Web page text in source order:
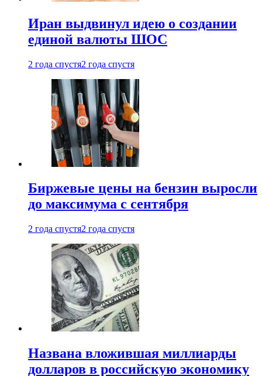
Иран выдвинул идею о создании
единой валюты ШОС
2 года спустя2 года спустя
Биржевые цены на бензин выросли
до максимума с сентября
2 года спустя2 года спустя
Названа вложившая миллиарды
долларов в российскую экономику